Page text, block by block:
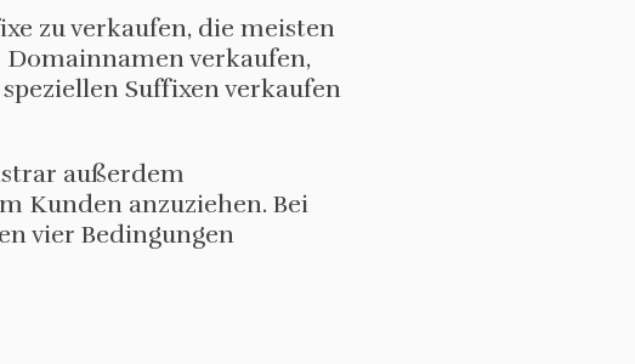
zu verkaufen, die meisten
verkaufen,
Suffixen verkaufen
außerdem
Kunden anzuziehen. Bei
vier Bedingungen